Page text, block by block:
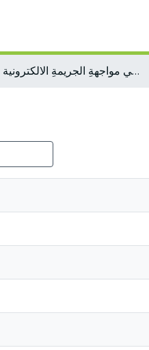
التعاونُ الدَوليُ في مواجهةِ الجريمةِ الالكترونية